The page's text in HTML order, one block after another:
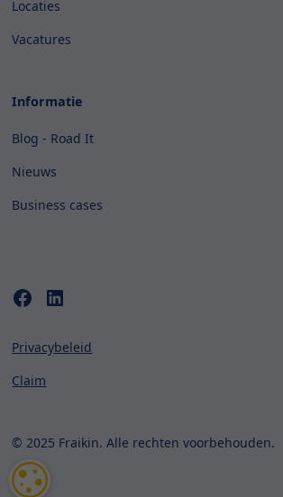
Locaties
Vacatures
Informatie
Blog - Road It
Nieuws
Business cases
© 2025 Fraikin. Alle rechten voorbehouden.
Privacybeleid
Claim